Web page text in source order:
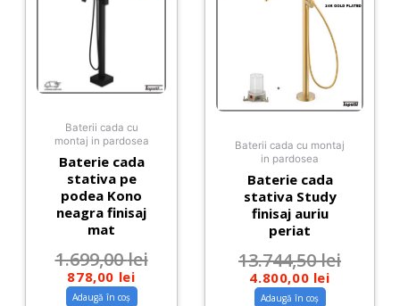
Baterii cada cu
montaj in pardosea
Baterie cada
stativa pe
podea Kono
neagra finisaj
mat
1.699,00lei
878,00 lei
Adaugă în coș
Baterii cada cu montaj
in pardosea
Baterie cada
stativa Study
finisaj auriu
periat
13.744,50lei
4.800,00 lei
Adaugă în coș